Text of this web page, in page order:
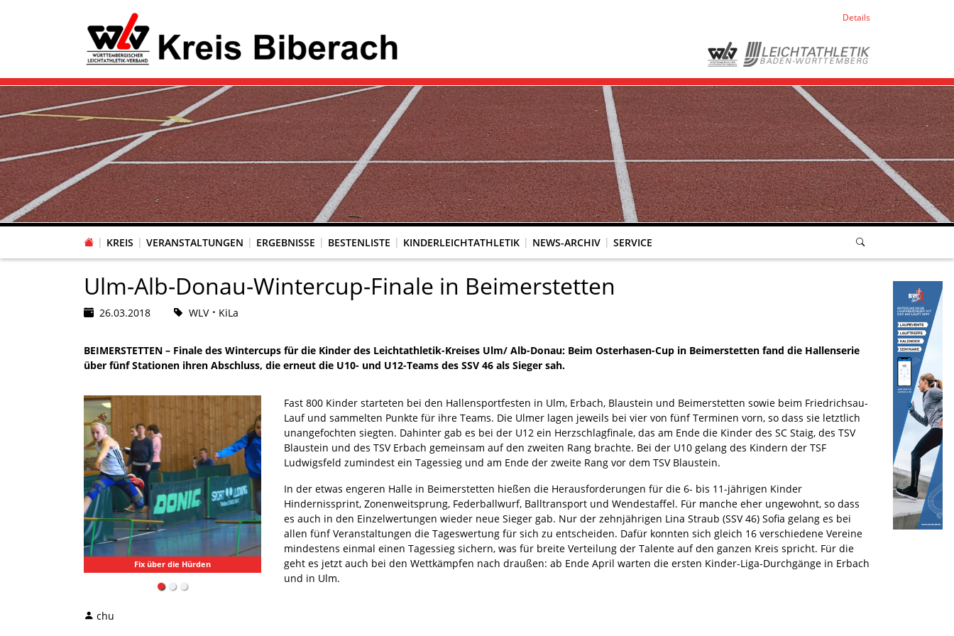
Details
KREIS VERANSTALTUNGEN ERGEBNISSE BESTENLISTE KINDERLEICHTATHLETIK NEWS-ARCHIV SERVICE
Ulm-Alb-Donau-Wintercup-Finale in Beimerstetten
26.03.2018 WLV KiLa
BEIMERSTETTEN – Finale des Wintercups für die Kinder des Leichtathletik-Kreises Ulm/ Alb-Donau: Beim Osterhasen-Cup in Beimerstetten fand die Hallenserie
über fünf Stationen ihren Abschluss, die erneut die U10- und U12-Teams des SSV 46 als Sieger sah.
Fix über die Hürden
Fast 800 Kinder starteten bei den Hallensportfesten in Ulm, Erbach, Blaustein und Beimerstetten sowie beim Friedrichsau-
Lauf und sammelten Punkte für ihre Teams. Die Ulmer lagen jeweils bei vier von fünf Terminen vorn, so dass sie letztlich
unangefochten siegten. Dahinter gab es bei der U12 ein Herzschlagfinale, das am Ende die Kinder des SC Staig, des TSV
Blaustein und des TSV Erbach gemeinsam auf den zweiten Rang brachte. Bei der U10 gelang des Kindern der TSF
Ludwigsfeld zumindest ein Tagessieg und am Ende der zweite Rang vor dem TSV Blaustein.
In der etwas engeren Halle in Beimerstetten hießen die Herausforderungen für die 6- bis 11-jährigen Kinder
Hindernissprint, Zonenweitsprung, Federballwurf, Balltransport und Wendestaffel. Für manche eher ungewohnt, so dass
es auch in den Einzelwertungen wieder neue Sieger gab. Nur der zehnjährigen Lina Straub (SSV 46) Sofia gelang es bei
allen fünf Veranstaltungen die Tageswertung für sich zu entscheiden. Dafür konnten sich gleich 16 verschiedene Vereine
mindestens einmal einen Tagessieg sichern, was für breite Verteilung der Talente auf den ganzen Kreis spricht. Für die
geht es jetzt auch bei den Wettkämpfen nach draußen: ab Ende April warten die ersten Kinder-Liga-Durchgänge in Erbach
und in Ulm.
chu